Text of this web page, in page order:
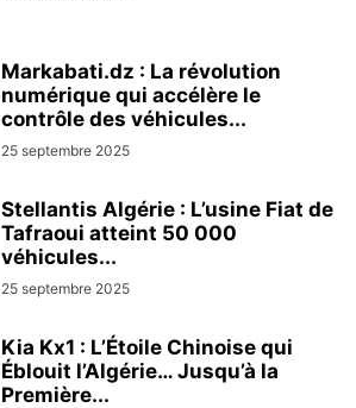
Markabati.dz : La révolution
numérique qui accélère le
contrôle des véhicules...
25 septembre 2025
Stellantis Algérie : L’usine Fiat de
Tafraoui atteint 50 000
véhicules...
25 septembre 2025
Kia Kx1 : L’Étoile Chinoise qui
Éblouit l’Algérie… Jusqu’à la
Première...